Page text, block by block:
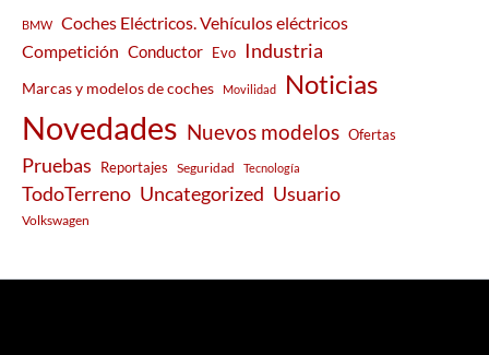
BMW
Coches Eléctricos. Vehículos eléctricos
Competición Conductor Evo Industria
Marcas y modelos de coches Movilidad Noticias
Novedades Nuevos modelos Ofertas
Pruebas Reportajes Seguridad Tecnología
TodoTerreno Uncategorized Usuario
Volkswagen